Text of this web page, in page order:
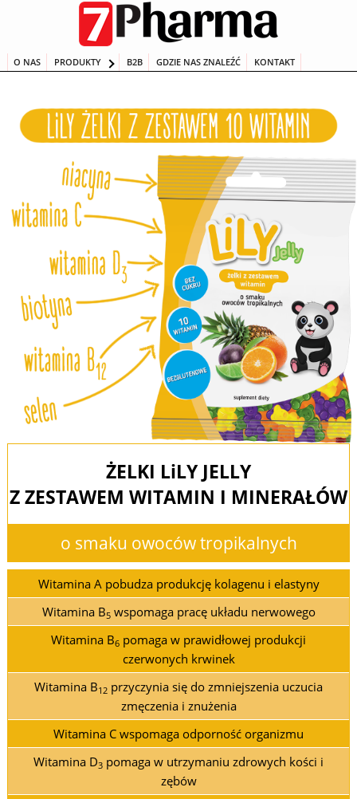
O NAS PRODUKTY B2B GDZIE NAS ZNALEŹĆ KONTAKT
ŻELKI LiLY JELLY
Z ZESTAWEM WITAMIN I MINERAŁÓW
o smaku owoców tropikalnych
Witamina A pobudza produkcję kolagenu i elastyny
Witamina B5 wspomaga pracę układu nerwowego
Witamina B6 pomaga w prawidłowej produkcji
czerwonych krwinek
Witamina B12 przyczynia się do zmniejszenia uczucia
zmęczenia i znużenia
Witamina C wspomaga odporność organizmu
Witamina D3 pomaga w utrzymaniu zdrowych kości i
zębów